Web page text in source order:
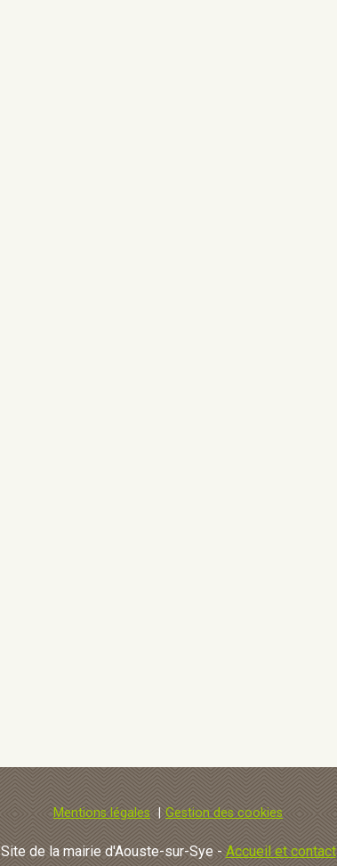
Mentions légales Gestion des cookies
Site de la mairie d'Aouste-sur-Sye - Accueil et contact